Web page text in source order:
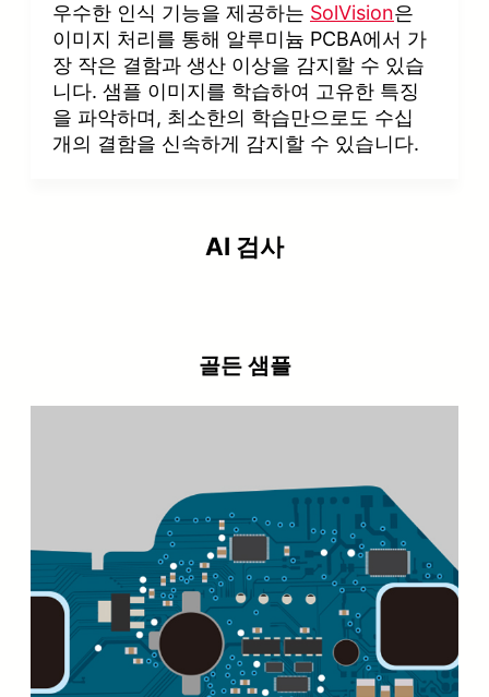
우수한 인식 기능을 제공하는 SolVision은
이미지 처리를 통해 알루미늄 PCBA에서 가
장 작은 결함과 생산 이상을 감지할 수 있습
니다. 샘플 이미지를 학습하여 고유한 특징
을 파악하며, 최소한의 학습만으로도 수십
개의 결함을 신속하게 감지할 수 있습니다.
AI 검사
골든 샘플